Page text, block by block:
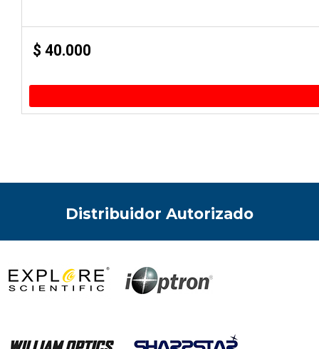
$ 40.000
Distribuidor Autorizado